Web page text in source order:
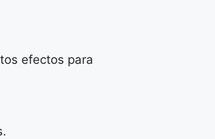
efectos para